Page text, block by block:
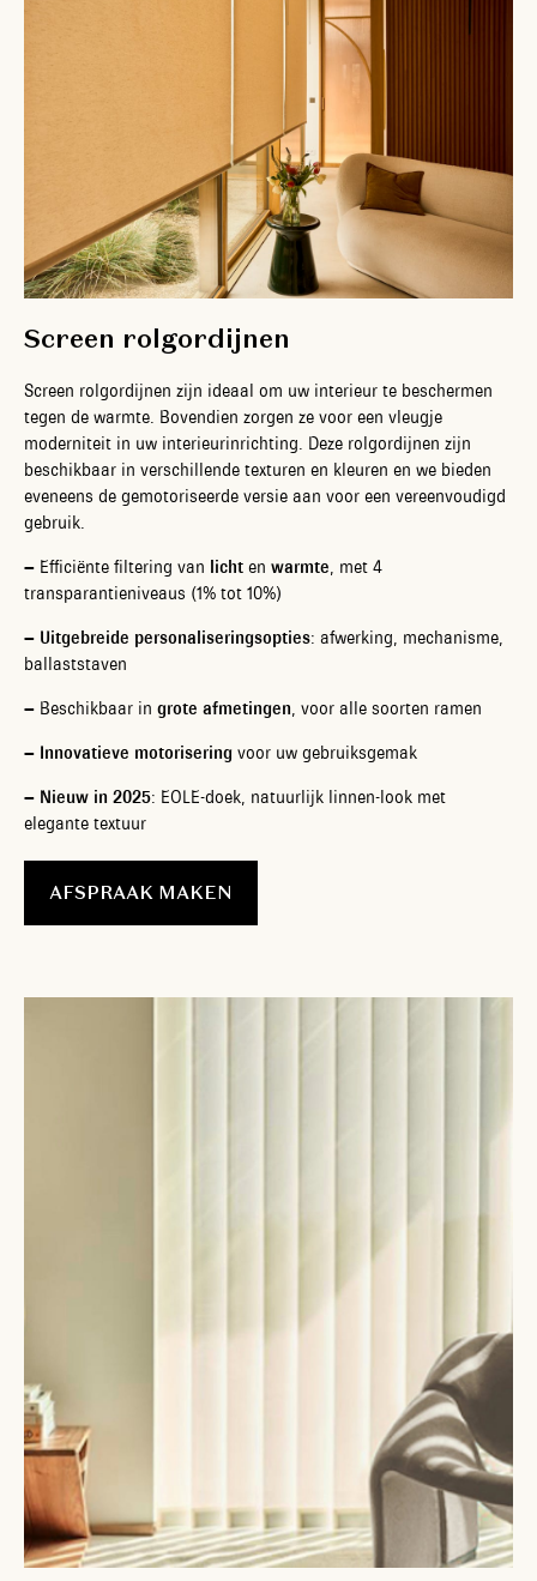
Screen rolgordijnen
Screen rolgordijnen zijn ideaal om uw interieur te beschermen
tegen de warmte. Bovendien zorgen ze voor een vleugje
moderniteit in uw interieurinrichting. Deze rolgordijnen zijn
beschikbaar in verschillende texturen en kleuren en we bieden
eveneens de gemotoriseerde versie aan voor een vereenvoudigd
gebruik.
– Efficiënte filtering van licht en warmte, met 4
transparantieniveaus (1% tot 10%)
– Uitgebreide personaliseringsopties: afwerking, mechanisme,
ballaststaven
– Beschikbaar in grote afmetingen, voor alle soorten ramen
– Innovatieve motorisering voor uw gebruiksgemak
– Nieuw in 2025: EOLE-doek, natuurlijk linnen-look met
elegante textuur
AFSPRAAK MAKEN